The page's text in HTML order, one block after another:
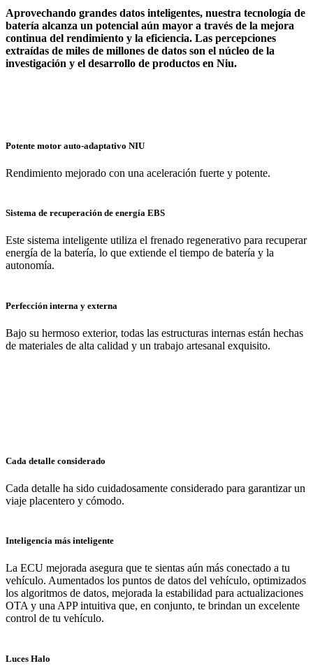
Aprovechando grandes datos inteligentes, nuestra tecnología de
batería alcanza un potencial aún mayor a través de la mejora
continua del rendimiento y la eficiencia. Las percepciones
extraídas de miles de millones de datos son el núcleo de la
investigación y el desarrollo de productos en Niu.
Potente motor auto-adaptativo NIU
Rendimiento mejorado con una aceleración fuerte y potente.
Sistema de recuperación de energía EBS
Este sistema inteligente utiliza el frenado regenerativo para recuperar
energía de la batería, lo que extiende el tiempo de batería y la
autonomía.
Perfección interna y externa
Bajo su hermoso exterior, todas las estructuras internas están hechas
de materiales de alta calidad y un trabajo artesanal exquisito.
Cada detalle considerado
Cada detalle ha sido cuidadosamente considerado para garantizar un
viaje placentero y cómodo.
Inteligencia más inteligente
La ECU mejorada asegura que te sientas aún más conectado a tu
vehículo. Aumentados los puntos de datos del vehículo, optimizados
los algoritmos de datos, mejorada la estabilidad para actualizaciones
OTA y una APP intuitiva que, en conjunto, te brindan un excelente
control de tu vehículo.
Luces Halo